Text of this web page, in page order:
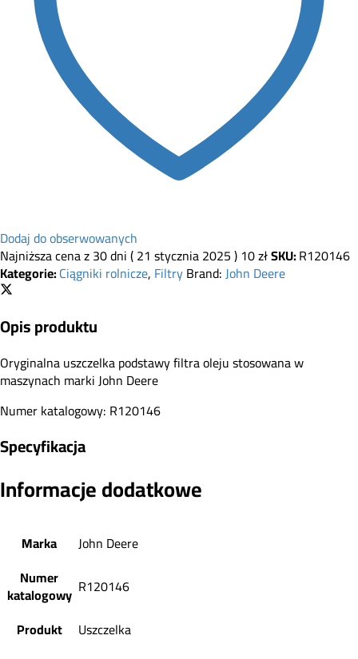
Dodaj do obserwowanych
Najniższa cena z 30 dni (21 stycznia 2025)10złSKU:R120146
Kategorie:Ciągniki rolnicze, FiltryBrand:John Deere
Opis produktu
Oryginalna uszczelka podstawy filtra oleju stosowana w
maszynach marki John Deere
Numer katalogowy: R120146
Specyfikacja
Informacje dodatkowe
Marka
John Deere
Numer
katalogowy R120146
Produkt
Uszczelka